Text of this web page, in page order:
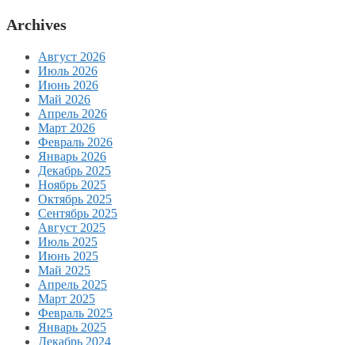
Archives
Август 2026
Июль 2026
Июнь 2026
Май 2026
Апрель 2026
Март 2026
Февраль 2026
Январь 2026
Декабрь 2025
Ноябрь 2025
Октябрь 2025
Сентябрь 2025
Август 2025
Июль 2025
Июнь 2025
Май 2025
Апрель 2025
Март 2025
Февраль 2025
Январь 2025
Декабрь 2024